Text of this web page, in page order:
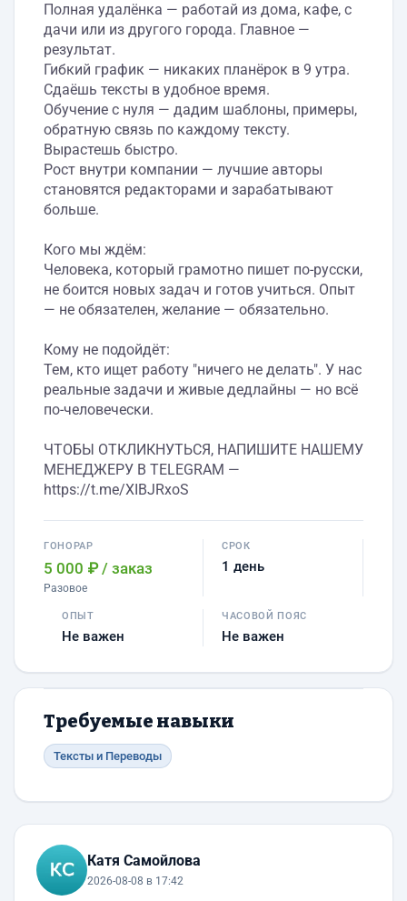
Полная удалёнка — работай из дома, кафе, с
дачи или из другого города. Главное —
результат.
Гибкий график — никаких планёрок в 9 утра.
Сдаёшь тексты в удобное время.
Обучение с нуля — дадим шаблоны, примеры,
обратную связь по каждому тексту.
Вырастешь быстро.
Рост внутри компании — лучшие авторы
становятся редакторами и зарабатывают
больше.
Кого мы ждём:
Человека, который грамотно пишет по-русски,
не боится новых задач и готов учиться. Опыт
— не обязателен, желание — обязательно.
Кому не подойдёт:
Тем, кто ищет работу "ничего не делать". У нас
реальные задачи и живые дедлайны — но всё
по-человечески.
ЧТОБЫ ОТКЛИКНУТЬСЯ, НАПИШИТЕ НАШЕМУ
МЕНЕДЖЕРУ В TELEGRAM —
https://t.me/XIBJRxoS
ГОНОРАР
5 000 ₽ / заказ
Разовое
СРОК
1 день
ОПЫТ
Не важен
ЧАСОВОЙ ПОЯС
Не важен
Требуемые навыки
Тексты и Переводы
Катя Самойлова
2026-08-08 в 17:42